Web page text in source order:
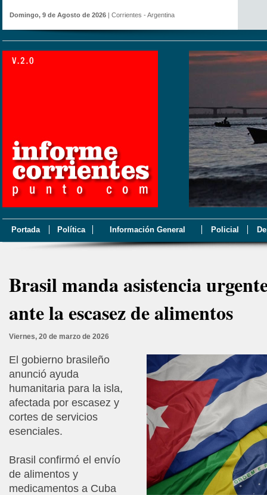
Domingo, 9 de Agosto de 2026 | Corrientes - Argentina
Portada Política Información General Policial
Brasil manda asistencia
ante la escasez de alimentos
Viernes, 20 de marzo de 2026
El gobierno brasileño
anunció ayuda
humanitaria para la isla,
afectada por escasez y
cortes de servicios
esenciales.
Brasil confirmó el envío
de alimentos y
medicamentos a Cuba